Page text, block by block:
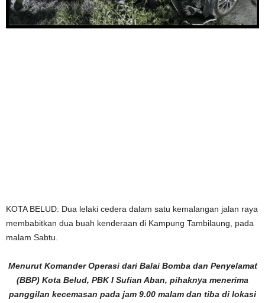
KOTA BELUD: Dua lelaki cedera dalam satu kemalangan jalan raya
membabitkan dua buah kenderaan di Kampung Tambilaung, pada
malam Sabtu.
Menurut Komander Operasi dari Balai Bomba dan Penyelamat
(BBP) Kota Belud, PBK I Sufian Aban, pihaknya menerima
panggilan kecemasan pada jam 9.00 malam dan tiba di lokasi